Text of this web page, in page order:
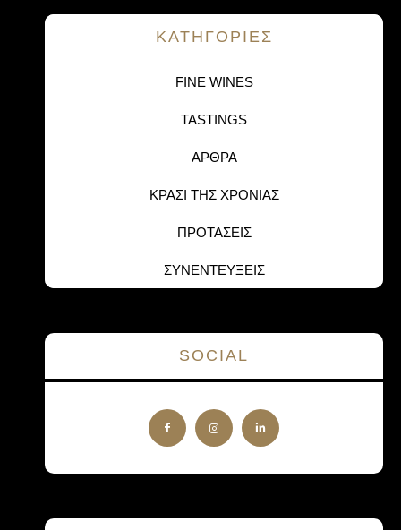
KΑΤΗΓΟΡΙΕΣ
FINE WINES
TASTINGS
ΑΡΘΡΑ
ΚΡΑΣΙ ΤΗΣ ΧΡΟΝΙΑΣ
ΠΡΟΤΑΣΕΙΣ
ΣΥΝΕΝΤΕΥΞΕΙΣ
SOCIAL